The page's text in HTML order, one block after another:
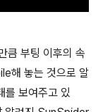
큼 부팅 이후의 속
해 놓는 것으로 알
를 보여주고 있